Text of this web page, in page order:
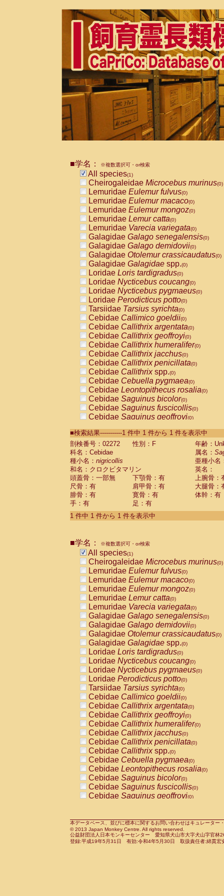
■学名： ※複数選択可・or検索
All species(1)
Cheirogaleidae Microcebus murinus(0)
Lemuridae Eulemur fulvus(0)
Lemuridae Eulemur macaco(0)
Lemuridae Eulemur mongoz(0)
Lemuridae Lemur catta(0)
Lemuridae Varecia variegata(0)
Galagidae Galago senegalensis(0)
Galagidae Galago demidovii(0)
Galagidae Otolemur crassicaudatus(0)
Galagidae Galagidae spp.(0)
Loridae Loris tardigradus(0)
Loridae Nycticebus coucang(0)
Loridae Nycticebus pygmaeus(0)
Loridae Perodicticus potto(0)
Tarsiidae Tarsius syrichta(0)
Cebidae Callimico goeldii(0)
Cebidae Callithrix argentata(0)
Cebidae Callithrix geoffroyi(0)
Cebidae Callithrix humeralifer(0)
Cebidae Callithrix jacchus(0)
Cebidae Callithrix penicillata(0)
Cebidae Callithrixspp.(0)
Cebidae Cebuella pygmaea(0)
Cebidae Leontopithecus rosalia(0)
Cebidae Saguinus bicolor(0)
Cebidae Saguinus fuscicollis(0)
Cebidae Saguinus geoffroyi(0)
CebidaeSaguinus labiatus(0)
Cebidae Saguinus leucopus (0)
Cebidae
CebidaeSaguinus mystax
CebidaeSaguinus nigricollis (1)
Cebidae Saguinus oedipus
Cebidae Saguinus weddelli
Cebidae Saguinusspp.
Cebidae Aotus trivirgatus
Cebidae Cebus albifrons
CebidaeCebus nigrivittatus
CebidaeCebus
CebidaeSaimiri boliviensis(0)
CebidaeSaimiri sciureus(0)
AtelidaeAlouatta caraya(0)
AtelidaeAlouatta fusca(0)
AtelidaeAlouatta seniculus
AtelidaeAlouattaspp.(0)
AtelidaeAteles belzebuth(0)
AtelidaeAteles geoffroyi(0)
AtelidaeAteles paniscus(0)
AtelidaeAtelesspp.(0)
Atelidae Lagothrix lagothricha
AtelidaeLagothrix lagothricha cana
PitheciidaeCacajao calvus
PitheciidaeCallicebus cupreus
PitheciidaeCallicebus donacophilus
PitheciidaeCallicebus moloch
PitheciidaeCallicebus torquatus
PitheciidaeCallicebusspp.(0)
PitheciidaeChiropotes satanas(0)
PitheciidaePithecia monachus
PitheciidaePithecia pithecia(0)
CercopithecidaeCercocebus agilis
CercopithecidaeCercocebus
CercopithecidaeCercocebus
CercopithecidaeCercocebus
CercopithecidaeCercocebus
CercopithecidaeCercocebushybrid
CercopithecidaePapio anubis(0)
CercopithecidaePapio cynocephalus
CercopithecidaePapio hamadryas(0)
■検索結果-----------1 件中 1 件から 1 件を表示中
剖検番号：02272
性別：F
年齢：
科名：Cebidae
属名：
種小名： nigricollis
亜種小名
和名：クロクビタマリン
英名：
頭蓋骨：一部無
下顎骨：有
上腕骨：
尺骨：有
肩甲骨：有
大腿骨：
腓骨：有
寛骨：有
体幹：有
手：有
足：有
1 件中 1 件から 1 件を表示中
■学名： ※複数選択可・or検索
All species(1)
Cheirogaleidae Microcebus murinus(0)
Lemuridae Eulemur fulvus(0)
Lemuridae Eulemur macaco(0)
Lemuridae Eulemur mongoz(0)
Lemuridae Lemur catta(0)
Lemuridae Varecia variegata(0)
Galagidae Galago senegalensis(0)
Galagidae Galago demidovii(0)
Galagidae Otolemur crassicaudatus(0)
Galagidae Galagidae spp.(0)
Loridae Loris tardigradus(0)
Loridae Nycticebus coucang(0)
Loridae Nycticebus pygmaeus(0)
Loridae Perodicticus potto(0)
Tarsiidae Tarsius syrichta(0)
Cebidae Callimico goeldii(0)
Cebidae Callithrix argentata(0)
Cebidae Callithrix geoffroyi(0)
Cebidae Callithrix humeralifer(0)
Cebidae Callithrix jacchus(0)
Cebidae Callithrix penicillata(0)
Cebidae Callithrixspp.(0)
Cebidae Cebuella pygmaea(0)
Cebidae Leontopithecus rosalia(0)
Cebidae Saguinus bicolor(0)
Cebidae Saguinus fuscicollis(0)
Cebidae Saguinus geoffroyi(0)
CebidaeSaguinus leucopus(0)
CebidaeSaguinus midas(0)
Cebidae Saguinus mystax(0)
本データベース、並びに標本に関するお問い合わせはキュレータ
© 2013 Japan Monkey Centre. All rights reserved.
公益財団法人日本モンキーセンター 愛知県犬山市大字犬山字官
登録:平成19年5月31日 有効:令和4年5月30日 取扱責任者:綿貫宏